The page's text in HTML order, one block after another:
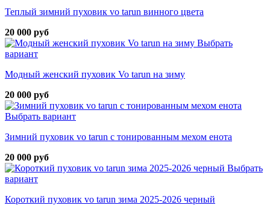
Теплый зимний пуховик vo tarun винного цвета
20 000 руб
Выбрать
вариант
Модный женский пуховик Vo tarun на зиму
20 000 руб
Выбрать вариант
Зимний пуховик vo tarun с тонированным мехом енота
20 000 руб
Выбрать
вариант
Короткий пуховик vo tarun зима 2025-2026 черный